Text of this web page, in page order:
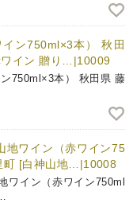
ン750ml×3本） 秋田
ワイン 贈り…|10009
750ml×3本） 秋田県 藤
地ワイン（赤ワイン75
町 [白神山地…|10008
ワイン（赤ワイン750ml